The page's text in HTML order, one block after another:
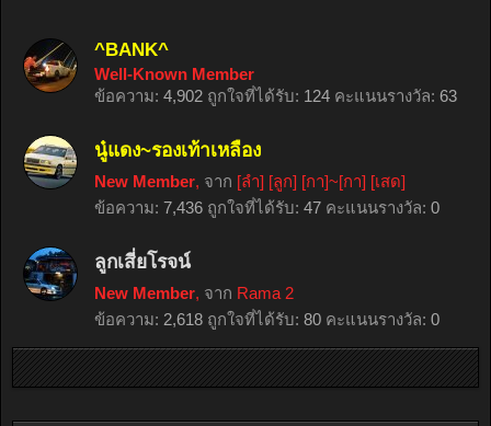
^BANK^
Well-Known Member
ข้อความ: 4,902 ถูกใจที่ได้รับ: 124 คะแนนรางวัล: 63
นู๋แดง~รองเท้าเหลือง
New Member, จาก [ลำ] [ลูก] [กา]~[กา] [เสด]
ข้อความ: 7,436 ถูกใจที่ได้รับ: 47 คะแนนรางวัล: 0
ลูกเสี่ยโรจน์
New Member, จาก Rama 2
ข้อความ: 2,618 ถูกใจที่ได้รับ: 80 คะแนนรางวัล: 0